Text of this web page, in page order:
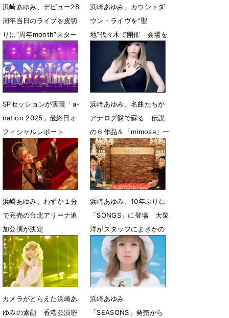
浜崎あゆみ、デビュー28
周年当日のライブを皮切
りに“周年month”スター
ト「ずっと歌い続けま
す」
4月9日 22時32分
浜崎あゆみ、カウントダ
ウン・ライヴを“聖
地”代々木で開催 会場を
見渡して感極まる姿も
1月2日 14時21分
SPセッションが実現「a-
nation 2025」最終日オ
フィシャルレポート
9月1日 17時13分
浜崎あゆみ、名曲たちが
アナログ盤で蘇る 伝説
の６作品＆「mimosa」一
挙リリース
8月20日 18時30分
浜崎あゆみ、わずか１分
で完売の台北アリーナ追
加公演が決定
7月10日 07時00分
浜崎あゆみ、10年ぶりに
「SONGS」に登場 大泉
洋がスタッフにまさかの
ダメ出し!?
6月25日 17時30分
カメラがとらえた浜崎あ
ゆみの素顔 香港公演密
浜崎あゆみ
「SEASONS」発売から